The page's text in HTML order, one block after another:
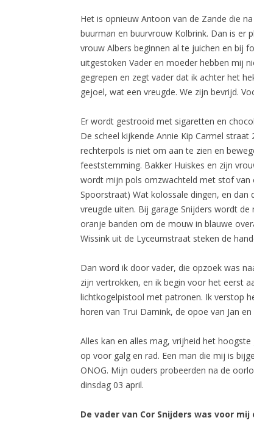
Het is opnieuw Antoon van de Zande die
buurman en buurvrouw Kolbrink. Dan is er
vrouw Albers beginnen al te juichen en bij
uitgestoken Vader en moeder hebben mij
gegrepen en zegt vader dat ik achter het
gejoel, wat een vreugde. We zijn bevrijd.
Er wordt gestrooid met sigaretten en
De scheel kijkende Annie Kip Carmel
rechterpols is niet om aan te zien en
feeststemming. Bakker Huiskes en zijn
wordt mijn pols omzwachteld met stof van
Spoorstraat) Wat kolossale dingen, en dan
vreugde uiten. Bij garage Snijders wordt
oranje banden om de mouw in blauwe
Wissink uit de Lyceumstraat steken de
Dan word ik door vader, die opzoek was
zijn vertrokken, en ik begin voor het eerst
lichtkogelpistool met patronen. Ik verstop
horen van Trui Damink, de opoe van Jan
Alles kan en alles mag, vrijheid het
op voor galg en rad. Een man die mij is
ONOG. Mijn ouders probeerden na de
dinsdag 03 april.
De vader van Cor Snijders was voor mij